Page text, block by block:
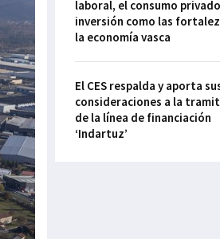
laboral, el consumo
inversión como las
la economía vasca
El CES respalda y aporta
consideraciones a la
de la línea de financiación
‘Indartuz’